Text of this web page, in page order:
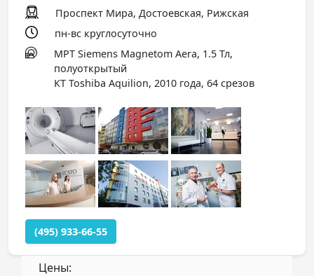
Проспект Мира, Достоевская, Рижская
пн-вс круглосуточно
МРТ Siemens Magnetom Aera, 1.5 Тл,
полуоткрытый
КТ Toshiba Aquilion, 2010 года, 64 срезов
(495) 933-66-55
Цены: